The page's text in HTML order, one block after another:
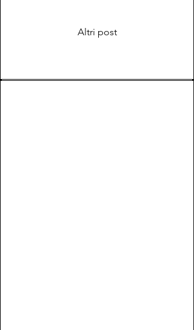
Altri post